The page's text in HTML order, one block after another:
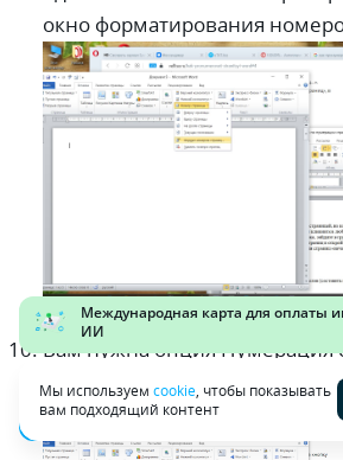
окно форматирования
Вам нужна опция Нумерация
«начать с». В этом поле
Мы используем cookie , чтобы показывать
вам подходящий контент